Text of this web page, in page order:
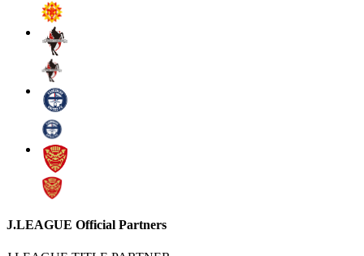
J.LEAGUE Official Partners